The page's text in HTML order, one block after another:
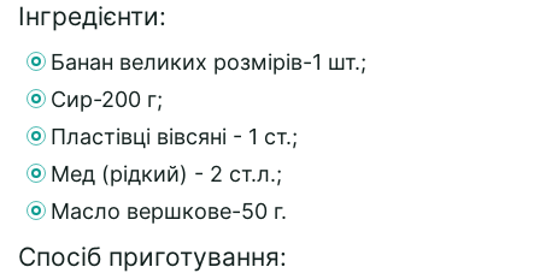
Інгредієнти:
Банан великих розмірів-1 шт.;
Сир-200 г;
Пластівці вівсяні - 1 ст.;
Мед (рідкий) - 2 ст.л.;
Масло вершкове-50 г.
Спосіб приготування: